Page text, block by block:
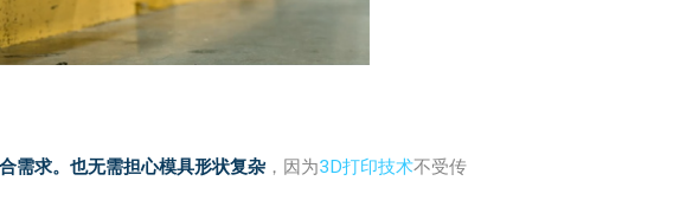
需求。也无需担心模具形状复杂，因为3D打印技术不受传